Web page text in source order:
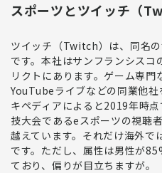
スポーツとツイッチ（
ツイッチ（Twitch） は、同名の
です。本社はサンフランシスコ
リクトにあります。 ゲーム専門
YouTubeライブなどの同業他
キペディアによると2019年時
技大会であるeスポーツの視聴
越えています。それだけ海外で
です。ただし、 属性は男性が
ており、偏りが目立ちますが。